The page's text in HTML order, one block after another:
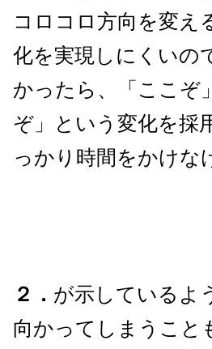
コロコロ方向を変え
化を実現しにくいの
かったら、「ここぞ
ぞ」という変化を採
っかり時間をかけな
２． が示しているよ
向かってしまうこと